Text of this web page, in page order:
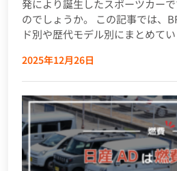
発により誕生したスポーツカー
のでしょうか。 この記事では、
ド別や歴代モデル別にまとめて
2025年12月26日